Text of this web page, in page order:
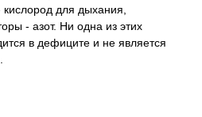
для дыхания,
- азот. Ни одна из этих
в дефиците и не является